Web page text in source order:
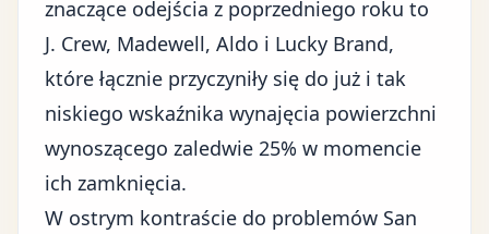
znaczące odejścia z poprzedniego roku to
J. Crew, Madewell, Aldo i Lucky Brand,
które łącznie przyczyniły się do już i tak
niskiego wskaźnika wynajęcia powierzchni
wynoszącego zaledwie 25% w momencie
ich zamknięcia.
W ostrym kontraście do problemów San